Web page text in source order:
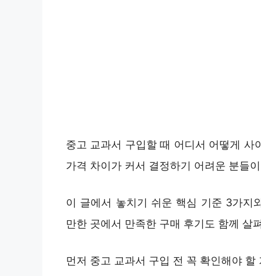
중고 교과서 구입할 때 어디서 어떻게 사
가격 차이가 커서 결정하기 어려운 분들
이 글에서 놓치기 쉬운 핵심 기준 3가지
만한 곳에서 만족한 구매 후기도 함께 살
먼저 중고 교과서 구입 전 꼭 확인해야 할